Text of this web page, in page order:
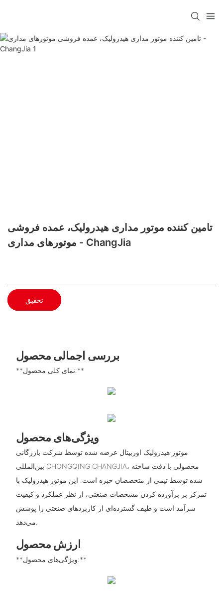
تامین کننده موتور مداری هیدرولیک، عمده فروشی
موتورهای مداری - ChangJia
تحقیق
بررسی اجمالی محصول
**نمای کلی محصول:**
ویژگی‌های محصول
موتور هیدرولیک اوربیتال عرضه شده توسط شرکت بازرگانی
بین‌المللی CHONGQING CHANGJIA، محصولی با دقت ساخته
شده توسط تیمی از متخصصان خبره است. این موتور هیدرولیک با
تمرکز بر برآورده کردن مشخصات صنعتی، از نظر عملکرد و کیفیت
سرآمد است و طیف گسترده‌ای از کاربردهای صنعتی را پوشش
می‌دهد.
ارزش محصول
**ویژگی‌های محصول:**